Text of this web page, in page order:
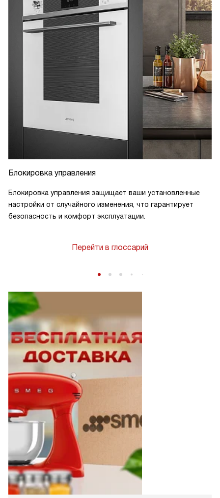
Блокировка управления
Блокировка управления защищает ваши установленные
настройки от случайного изменения, что гарантирует
безопасность и комфорт эксплуатации.
Перейти в глоссарий